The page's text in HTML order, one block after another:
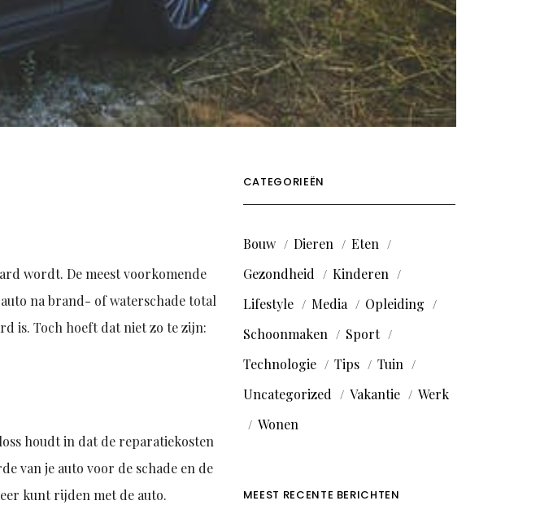
wordt. De meest voorkomende
na brand- of waterschade total
is. Toch hoeft dat niet zo te zijn:
houdt in dat de reparatiekosten
van je auto voor de schade en de
kunt rijden met de auto.
CATEGORIEËN
Bouw Dieren
Eten
Gezondheid
Kinderen
Lifestyle
Media
Opleiding
Schoonmaken
Sport
Technologie
Tips
Tuin
Uncategorized
Vakantie
Werk
Wonen
MEEST RECENTE BERICHTEN